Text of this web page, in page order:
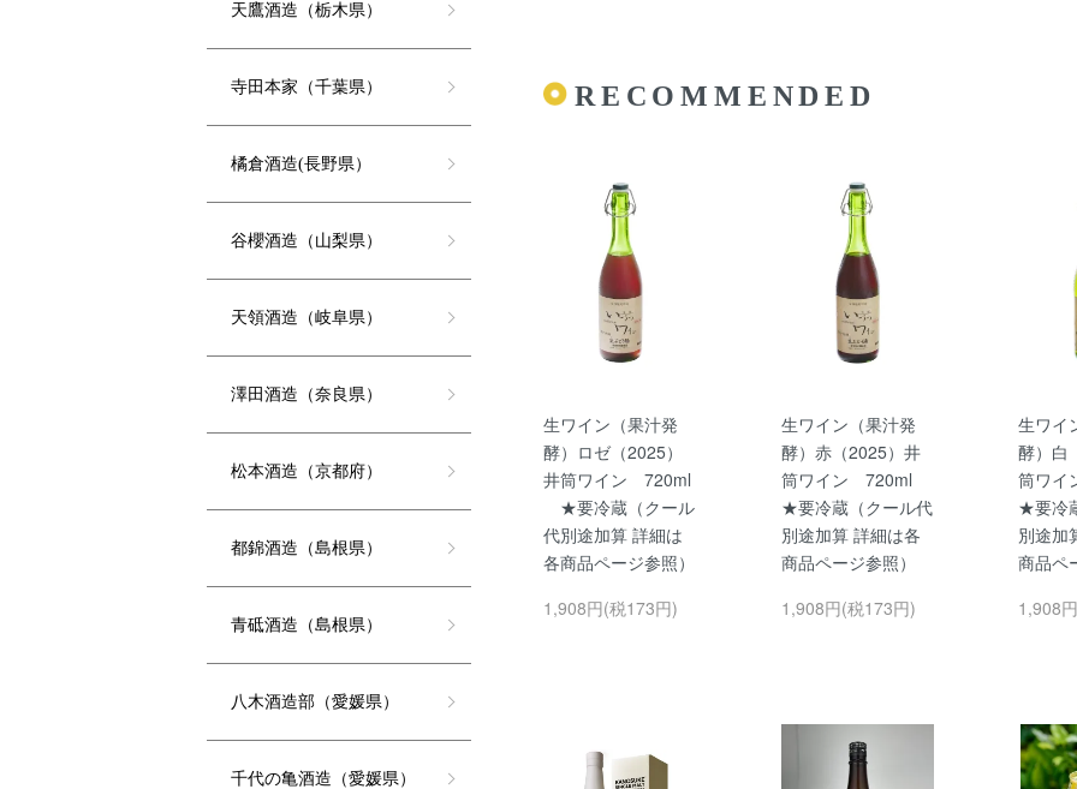
RECOMMENDED
生ワイン（果汁発
酵）ロゼ（2025）
井筒ワイン 720ml
★要冷蔵（クール
代別途加算 詳細は
各商品ページ参照）
1,908円(税173円)
生ワイン（果汁発
酵）赤（2025）井
筒ワイン 720ml
★要冷蔵（クール代
別途加算 詳細は各
商品ページ参照）
1,908円(税173円)
生ワイ
酵）白
筒ワ
★要冷
別途加
商品ペ
1,908
天鷹酒造（栃木県）
寺田本家（千葉県）
橘倉酒造(長野県）
谷櫻酒造（山梨県）
天領酒造（岐阜県）
澤田酒造（奈良県）
松本酒造（京都府）
都錦酒造（島根県）
青砥酒造（島根県）
八木酒造部（愛媛県）
千代の亀酒造（愛媛県）